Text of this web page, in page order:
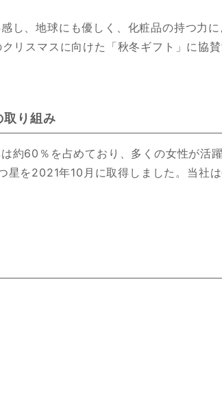
し、地球にも優しく、化粧品の持つ力
リスマスに向けた「秋冬ギフト」に協賛
り組み
約60％を占めており、多くの女性が活
星を2021年10月に取得しました。当社